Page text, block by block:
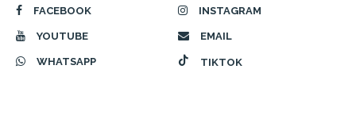
FACEBOOK INSTAGRAM
YOUTUBE EMAIL
WHATSAPP TIKTOK